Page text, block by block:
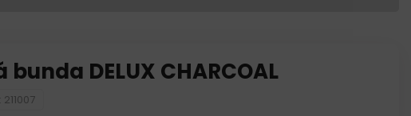
DELUX CHARCOAL